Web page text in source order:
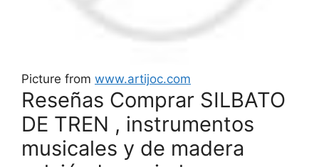
Picture from www.artijoc.com
Reseñas Comprar SILBATO
DE TREN , instrumentos
musicales y de madera